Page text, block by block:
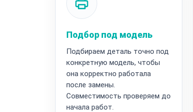
Подбор под модель
Подбираем деталь точно под
конкретную модель, чтобы
она корректно работала
после замены.
Совместимость проверяем до
начала работ.